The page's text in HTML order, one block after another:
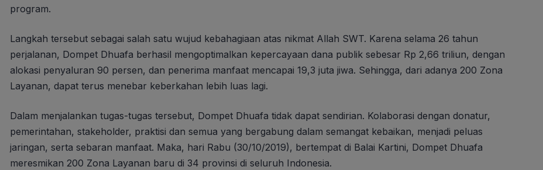
program.
Langkah tersebut sebagai salah satu wujud kebahagiaan atas nikmat Allah SWT. Karena selama 26 tahun
perjalanan, Dompet Dhuafa berhasil mengoptimalkan kepercayaan dana publik sebesar Rp 2,66 triliun, dengan
alokasi penyaluran 90 persen, dan penerima manfaat mencapai 19,3 juta jiwa. Sehingga, dari adanya 200 Zona
Layanan, dapat terus menebar keberkahan lebih luas lagi.
Dalam menjalankan tugas-tugas tersebut, Dompet Dhuafa tidak dapat sendirian. Kolaborasi dengan donatur,
pemerintahan, stakeholder, praktisi dan semua yang bergabung dalam semangat kebaikan, menjadi peluas
jaringan, serta sebaran manfaat. Maka, hari Rabu (30/10/2019), bertempat di Balai Kartini, Dompet Dhuafa
meresmikan 200 Zona Layanan baru di 34 provinsi di seluruh Indonesia.